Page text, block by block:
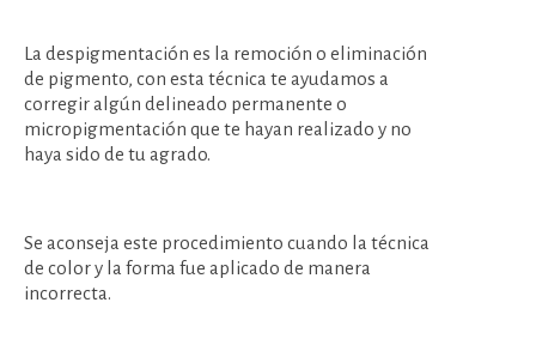
TECNOLOGÍA
La despigmentación es la remoción o eliminación
de pigmento, con esta técnica te ayudamos a
corregir algún delineado permanente o
micropigmentación que te hayan realizado y no
haya sido de tu agrado.
Se aconseja este procedimiento cuando la técnica
de color y la forma fue aplicado de manera
incorrecta.